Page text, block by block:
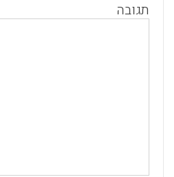
תגובה